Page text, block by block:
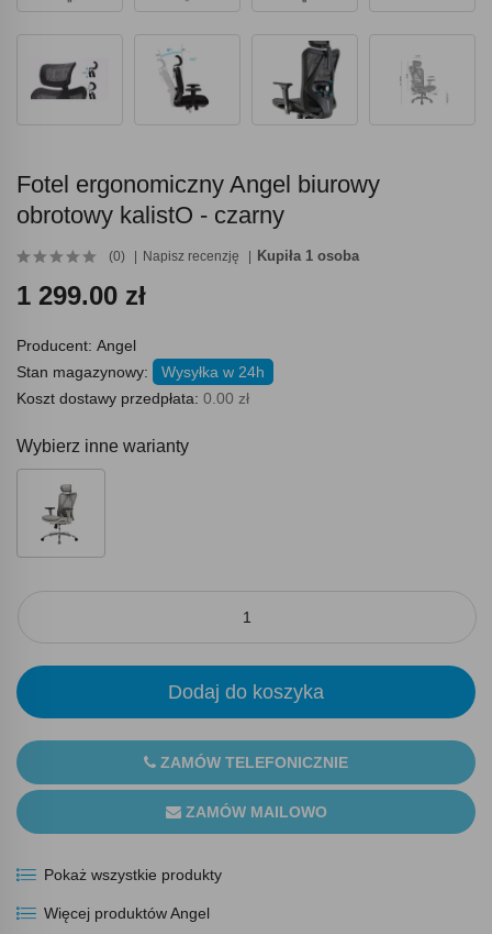
Fotel ergonomiczny Angel biurowy
obrotowy kalistO - czarny
(0) Napisz recenzję Kupiła 1 osoba
1 299.00 zł
Producent: Angel
Stan magazynowy:
Wysyłka w 24h
Koszt dostawy przedpłata: 0.00 zł
Wybierz inne warianty
Dodaj do koszyka
ZAMÓW TELEFONICZNIE
ZAMÓW MAILOWO
Pokaż wszystkie produkty
Więcej produktów Angel